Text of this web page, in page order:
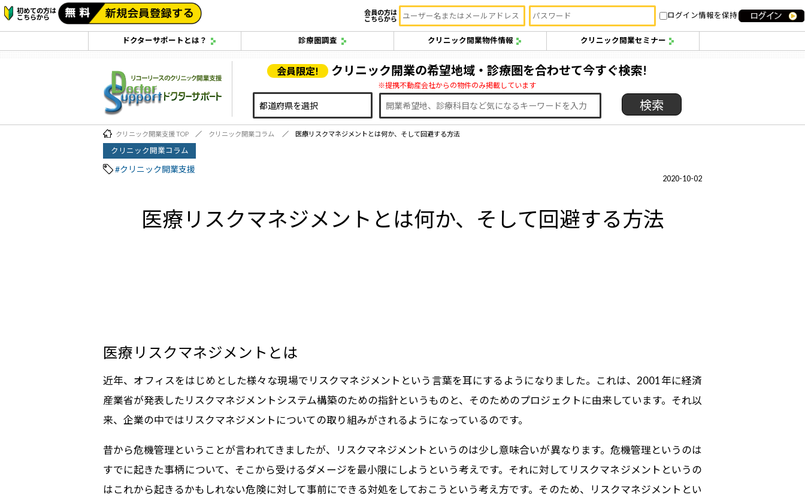
初めての方は
こちらから
会員の方は
こちらから
ログイン情報を保持
ドクターサポートとは？ 診療圏調査 クリニック開業物件情報 クリニック開業セミナー
会員限定! クリニック開業の希望地域・診療圏を合わせて今すぐ検索!
※提携不動産会社からの物件のみ掲載しています
クリニック開業支援 TOP クリニック開業コラム 医療リスクマネジメントとは何か、そして回避する方法
クリニック開業コラム
#クリニック開業支援
2020-10-02
医療リスクマネジメントとは何か、そして回避する方法
医療リスクマネジメントとは
近年、オフィスをはじめとした様々な現場でリスクマネジメントという言葉を耳にするようになりました。これは、2001年に経済
産業省が発表したリスクマネジメントシステム構築のための指針というものと、そのためのプロジェクトに由来しています。それ以
来、企業の中ではリスクマネジメントについての取り組みがされるようになっているのです。
昔から危機管理ということが言われてきましたが、リスクマネジメントというのは少し意味合いが異なります。危機管理というのは
すでに起きた事柄について、そこから受けるダメージを最小限にしようという考えです。それに対してリスクマネジメントというの
はこれから起きるかもしれない危険に対して事前にできる対処をしておこうという考え方です。そのため、リスクマネジメントとい